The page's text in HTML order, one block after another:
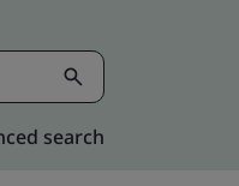
search